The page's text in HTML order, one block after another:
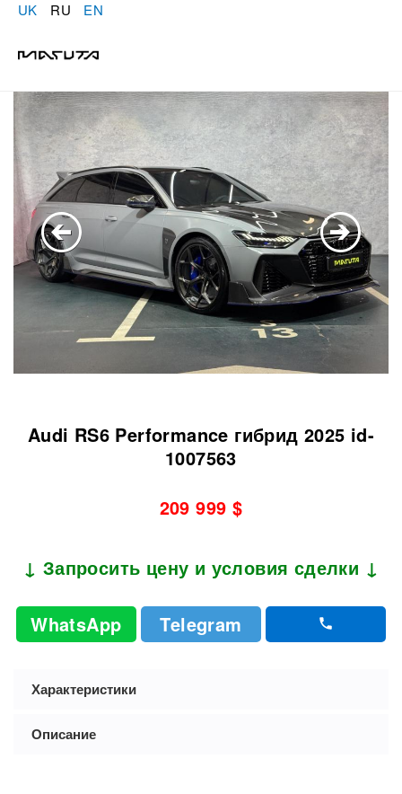
UK RU EN
Audi RS6 Performance гибрид 2025 id-
1007563
209 999 $
↓ Запросить цену и условия сделки ↓
WhatsApp Telegram
Характеристики
Описание